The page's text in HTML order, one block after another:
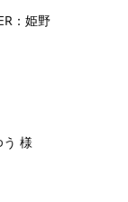
：姫野
う 様